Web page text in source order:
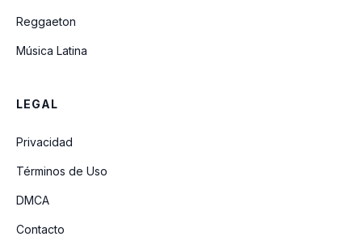
Reggaeton
Música Latina
LEGAL
Privacidad
Términos de Uso
DMCA
Contacto